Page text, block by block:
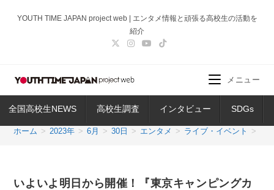
ス
ッ
YOUTH TIME JAPAN project web | エンタメ情報と頑張る高校生の活動を
紹介
全国高校生NEWS 高校生調査 インタビュー SDGs
メニュー
ホーム > 2023年 > 6月 > 30日 > エンタメ > ライブ・イベント >
いよいよ明日から開催！『東京キャンピングカ